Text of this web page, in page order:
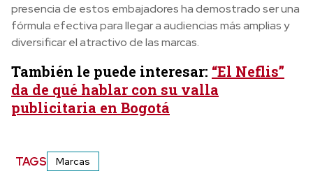
presencia de estos embajadores ha demostrado ser una
fórmula efectiva para llegar a audiencias más amplias y
diversificar el atractivo de las marcas.
También le puede interesar: “El Neflis”
da de qué hablar con su valla
publicitaria en Bogotá
TAGS Marcas